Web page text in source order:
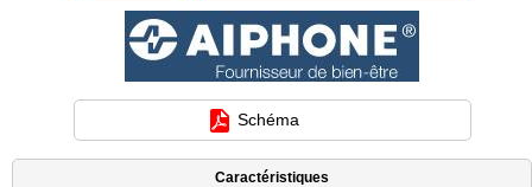
Schéma
Caractéristiques